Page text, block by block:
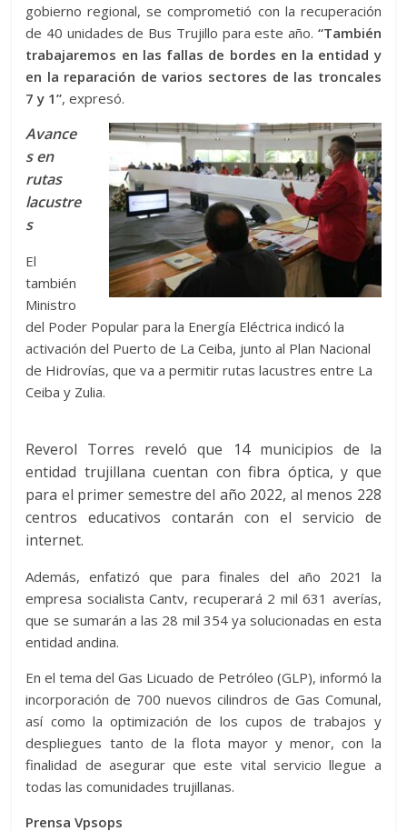
gobierno regional, se comprometió con la recuperación
de 40 unidades de Bus Trujillo para este año. “También
trabajaremos en las fallas de bordes en la entidad y
en la reparación de varios sectores de las troncales
7 y 1”, expresó.
Avance
s en
rutas
lacustre
s
El
también
Ministro
del Poder Popular para la Energía Eléctrica indicó la
activación del Puerto de La Ceiba, junto al Plan Nacional
de Hidrovías, que va a permitir rutas lacustres entre La
Ceiba y Zulia.
Reverol Torres reveló que 14 municipios de la
entidad trujillana cuentan con fibra óptica, y que
para el primer semestre del año 2022, al menos 228
centros educativos contarán con el servicio de
internet.
Además, enfatizó que para finales del año 2021 la
empresa socialista Cantv, recuperará 2 mil 631 averías,
que se sumarán a las 28 mil 354 ya solucionadas en esta
entidad andina.
En el tema del Gas Licuado de Petróleo (GLP), informó la
incorporación de 700 nuevos cilindros de Gas Comunal,
así como la optimización de los cupos de trabajos y
despliegues tanto de la flota mayor y menor, con la
finalidad de asegurar que este vital servicio llegue a
todas las comunidades trujillanas.
Prensa Vpsops